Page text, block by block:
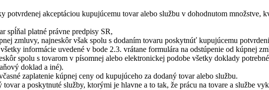
potvrdenej akceptáciou kupujúcemu tovar alebo službu v dohodnutom
spĺňal platné právne predpisy SR,
zmluvy, najneskôr však spolu s dodaním tovaru poskytnúť kupujúcemu
informácie uvedené v bode 2.3. vrátane formulára na odstúpenie od kúpnej
spolu s tovarom v písomnej alebo elektronickej podobe všetky doklady
doklad a iné).
zaplatenie kúpnej ceny od kupujúceho za dodaný tovar alebo službu.
tovar a poskytnuté služby, ktorými je hlavne a to tak, že prácu na tovare a službe